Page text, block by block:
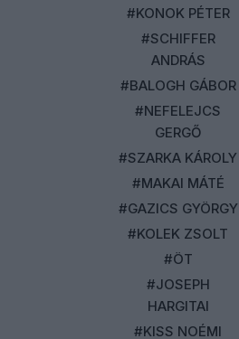
#KONOK PÉTER
#SCHIFFER
ANDRÁS
#BALOGH GÁBOR
#NEFELEJCS
GERGŐ
#SZARKA KÁROLY
#MAKAI MÁTÉ
#GAZICS GYÖRGY
#KOLEK ZSOLT
#ÖT
#JOSEPH
HARGITAI
#KISS NOÉMI